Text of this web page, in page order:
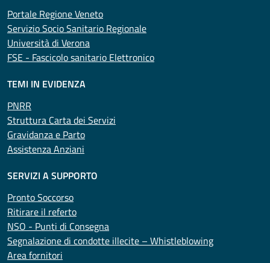
Portale Regione Veneto
Servizio Socio Sanitario Regionale
Università di Verona
FSE - Fascicolo sanitario Elettronico
TEMI IN EVIDENZA
PNRR
Struttura Carta dei Servizi
Gravidanza e Parto
Assistenza Anziani
SERVIZI A SUPPORTO
Pronto Soccorso
Ritirare il referto
NSO - Punti di Consegna
Segnalazione di condotte illecite – Whistleblowing
Area fornitori